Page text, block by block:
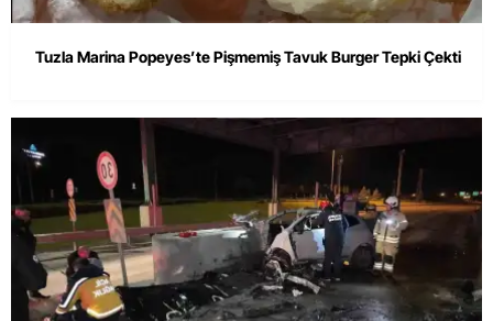
Tuzla Marina Popeyes’te Pişmemiş Tavuk Burger Tepki Çekti